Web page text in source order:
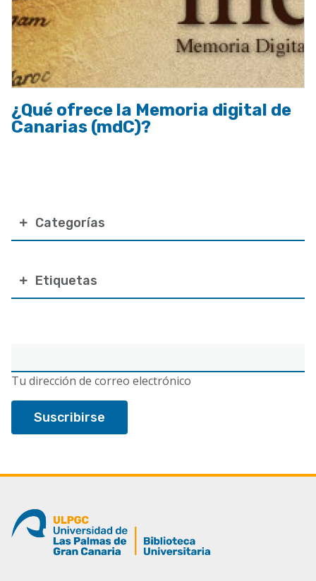
electrónico
Tu dirección de correo electrónico
Categorías
Etiquetas
¿Qué ofrece la Memoria digital de
Canarias (mdC)?